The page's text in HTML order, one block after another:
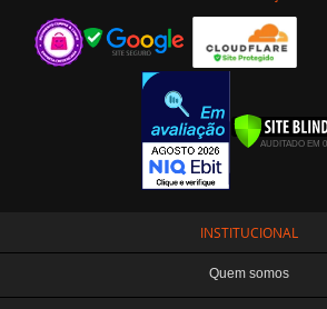
INSTITUCIONAL
Quem somos